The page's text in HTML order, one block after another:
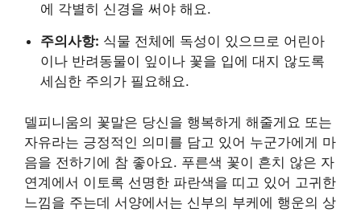
에 각별히 신경을 써야 해요.
주의사항: 식물 전체에 독성이 있으므로 어린아
이나 반려동물이 잎이나 꽃을 입에 대지 않도록
세심한 주의가 필요해요.
델피니움의 꽃말은 당신을 행복하게 해줄게요 또는
자유라는 긍정적인 의미를 담고 있어 누군가에게 마
음을 전하기에 참 좋아요. 푸른색 꽃이 흔치 않은 자
연계에서 이토록 선명한 파란색을 띠고 있어 고귀한
느낌을 주는데 서양에서는 신부의 부케에 행운의 상